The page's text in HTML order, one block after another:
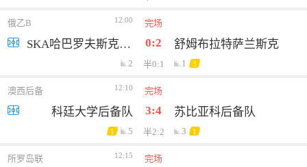
俄乙B 12:00 完场
SKA哈巴罗夫斯克B队 0:2 舒姆布拉特萨兰斯克
2 半0:1 1 3
澳西后备 12:10 完场
科廷大学后备队 3:4 苏比亚科后备队
1 5 半2:2 3 1
所罗岛联 12:15 完场